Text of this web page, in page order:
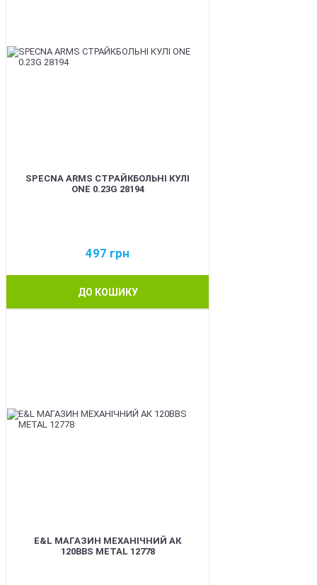
SPECNA ARMS СТРАЙКБОЛЬНІ КУЛІ
ONE 0.23G 28194
497 грн
ДО КОШИКУ
E&L МАГАЗИН МЕХАНІЧНИЙ АК
120BBS METAL 12778